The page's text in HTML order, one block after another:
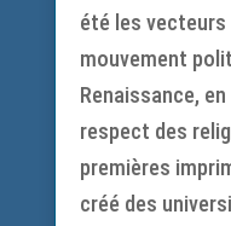
été les vecteurs
mouvement
Renaissance,
respect des
premières
créé des